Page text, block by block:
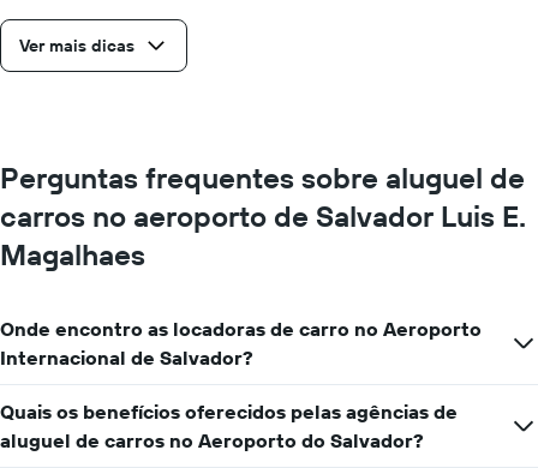
Ver mais dicas
Perguntas frequentes sobre aluguel de
carros no aeroporto de Salvador Luis E.
Magalhaes
Onde encontro as locadoras de carro no Aeroporto
Internacional de Salvador?
Quais os benefícios oferecidos pelas agências de
aluguel de carros no Aeroporto do Salvador?